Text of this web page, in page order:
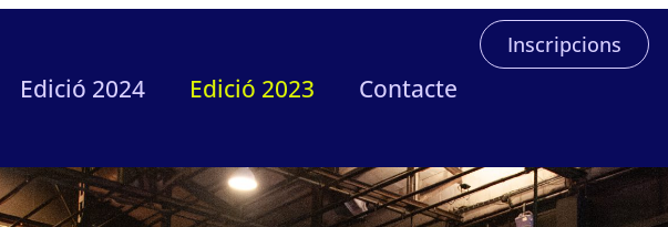
Edició 2024 Edició 2023 Contacte
Inscripcions